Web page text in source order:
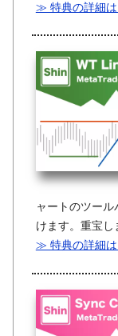
≫ 特典の詳細は
ャートのツール
けます。重宝し
≫ 特典の詳細は